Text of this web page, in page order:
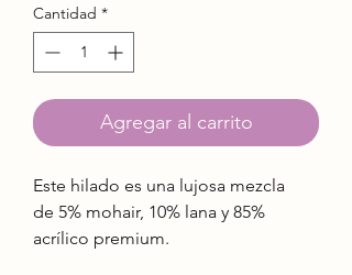
Cantidad *
Agregar al carrito
Este hilado es una lujosa mezcla
de 5% mohair, 10% lana y 85%
acrílico premium.